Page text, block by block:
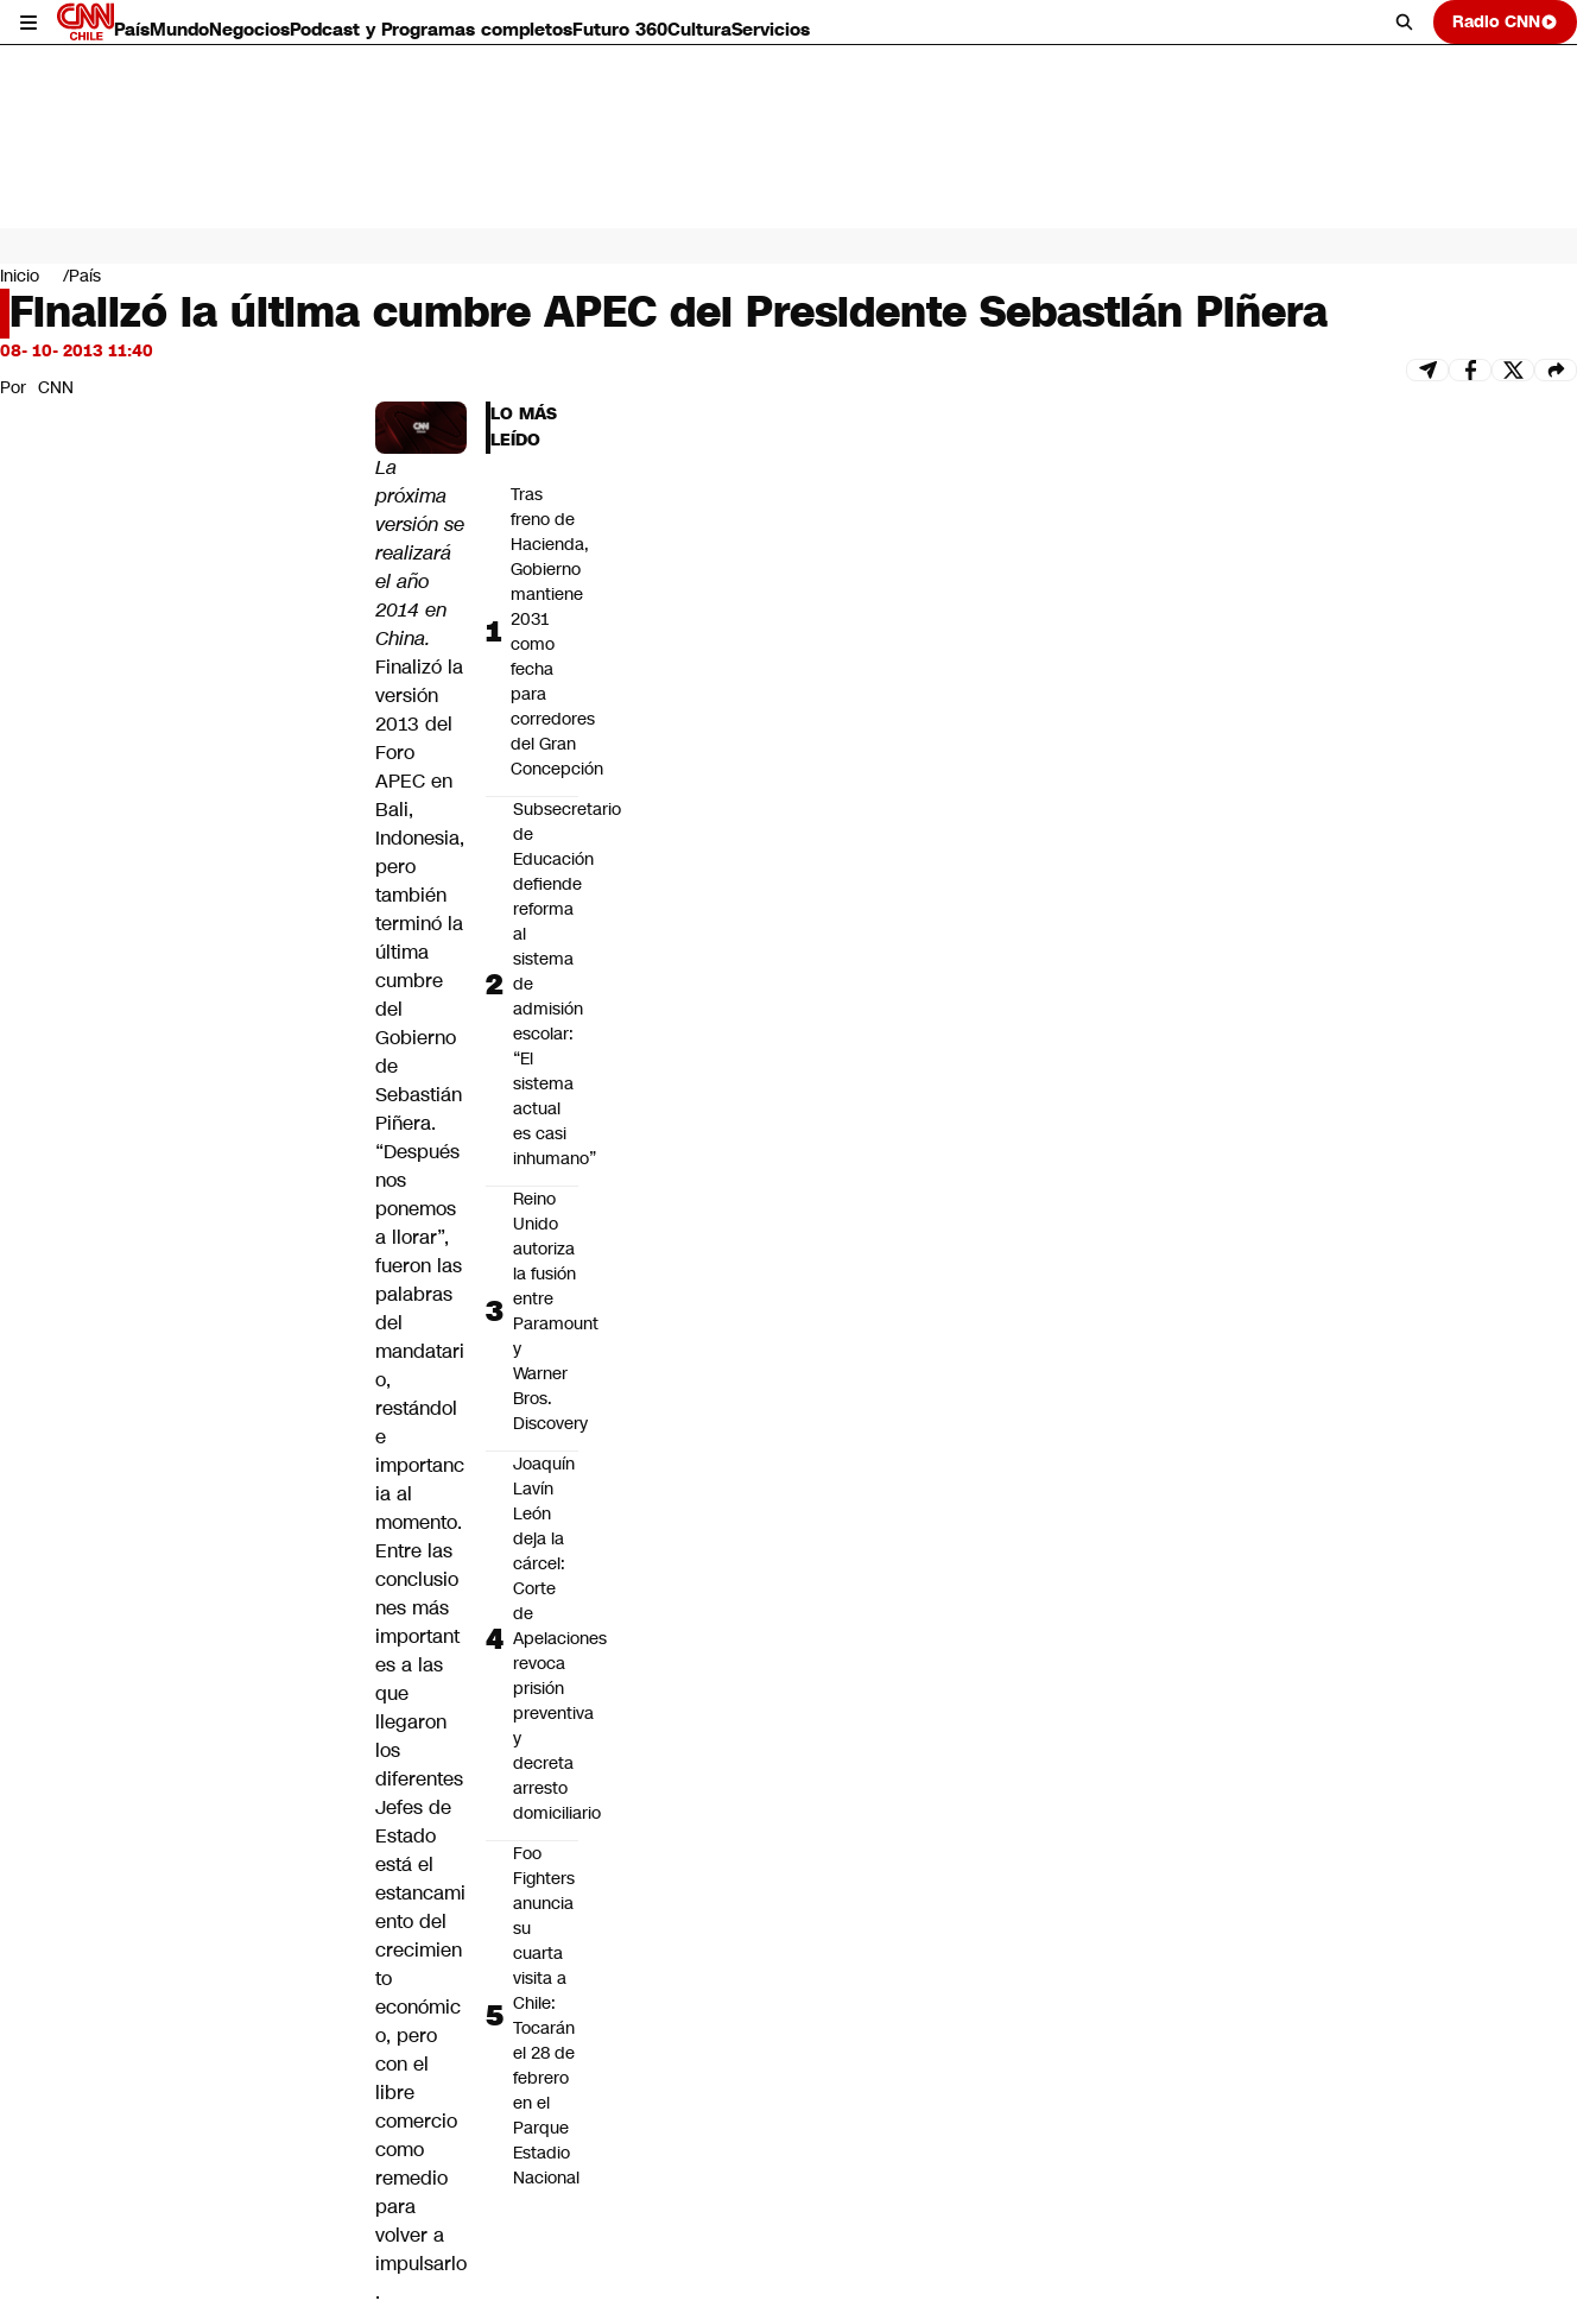
PaísMundoNegociosPodcast y Programas completosFuturo 360CulturaServicios Radio CNN
Mundo
Negocios
Deportes
Programas completos
Servicios
Inicio País
Finalizó la última cumbre APEC del Presidente Sebastián Piñera
08- 10- 2013 11:40
Por CNN
La
próxima
versión se
realizará
el año
2014 en
China.
Finalizó la
versión
2013 del
Foro
APEC en
Bali,
Indonesia,
pero
también
terminó la
última
cumbre
del
Gobierno
de
Sebastián
Piñera.
“Después
nos
ponemos
a llorar”,
fueron las
palabras
del
mandatari
o,
restándol
e
importanc
ia al
momento.
Entre las
conclusio
nes más
important
es a las
que
llegaron
los
diferentes
Jefes de
Estado
está el
estancami
ento del
crecimien
to
económic
o, pero
con el
libre
comercio
como
remedio
para
volver a
impulsarlo
.
LO MÁS
LEÍDO
Tras
freno de
Hacienda,
Gobierno
mantiene
2031
como
fecha
para
corredores
del Gran
Concepción
Subsecretario
de
Educación
defiende
reforma
al
sistema
de
admisión
escolar:
“El
sistema
actual
es casi
inhumano”
Reino
Unido
autoriza
la fusión
entre
Paramount
y
Warner
Bros.
Discovery
Joaquín
Lavín
León
deja la
cárcel:
Corte
de
Apelaciones
revoca
prisión
preventiva
y
decreta
arresto
domiciliario
Foo
Fighters
anuncia
su
cuarta
visita a
Chile:
Tocarán
el 28 de
febrero
en el
Parque
Estadio
Nacional